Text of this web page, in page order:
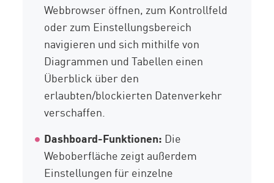
Webbrowser öffnen, zum Kontrollfeld
oder zum Einstellungsbereich
navigieren und sich mithilfe von
Diagrammen und Tabellen einen
Überblick über den
erlaubten/blockierten Datenverkehr
verschaffen.
Dashboard-Funktionen: Die
Weboberfläche zeigt außerdem
Einstellungen für einzelne